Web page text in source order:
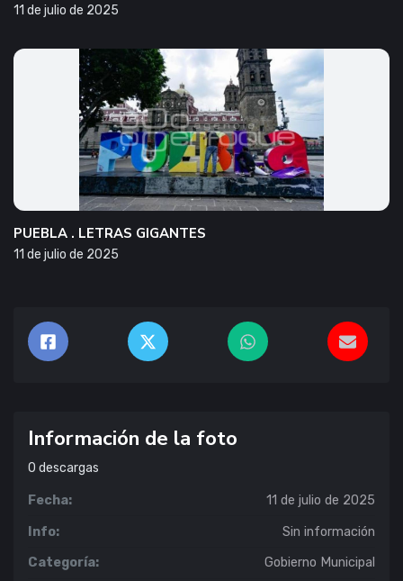
11 de julio de 2025
PUEBLA . LETRAS GIGANTES
11 de julio de 2025
Información de la foto
0 descargas
Fecha: 11 de julio de 2025
Info: Sin información
Categoría: Gobierno Municipal